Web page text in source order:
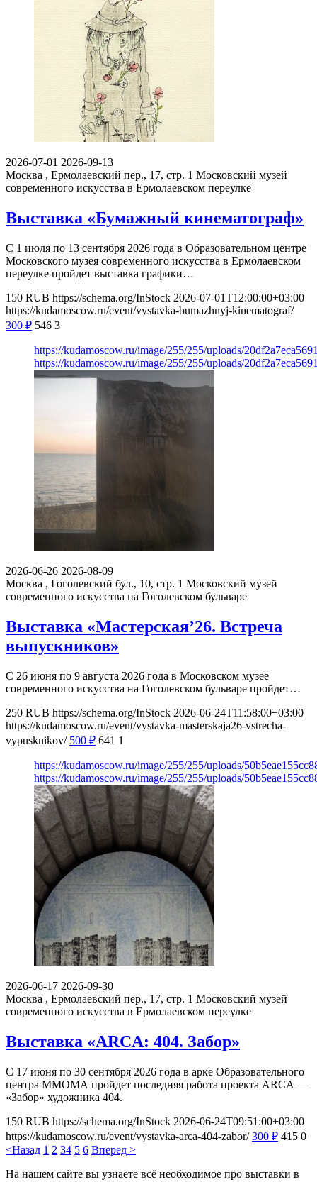
2026-07-01 2026-09-13
Москва , Ермолаевский пер., 17, стр. 1 Московский музей
современного искусства в Ермолаевском переулке
Выставка «Бумажный кинематограф»
С 1 июля по 13 сентября 2026 года в Образовательном центре
Московского музея современного искусства в Ермолаевском
переулке пройдет выставка графики…
150 RUB https://schema.org/InStock 2026-07-01T12:00:00+03:00
https://kudamoscow.ru/event/vystavka-bumazhnyj-kinematograf/
300 ₽ 546 3
https://kudamoscow.ru/image/255/255/uploads/
https://kudamoscow.ru/image/255/255/uploads/
2026-06-26 2026-08-09
Москва , Гоголевский бул., 10, стр. 1 Московский музей
современного искусства на Гоголевском бульваре
Выставка «Мастерская’26. Встреча
выпускников»
С 26 июня по 9 августа 2026 года в Московском музее
современного искусства на Гоголевском бульваре пройдет…
250 RUB https://schema.org/InStock 2026-06-24T11:58:00+03:00
https://kudamoscow.ru/event/vystavka-masterskaja26-vstrecha-
vypusknikov/ 500 ₽ 641 1
https://kudamoscow.ru/image/255/255/uploads/
https://kudamoscow.ru/image/255/255/uploads/
2026-06-17 2026-09-30
Москва , Ермолаевский пер., 17, стр. 1 Московский музей
современного искусства в Ермолаевском переулке
Выставка «ARCA: 404. Забор»
С 17 июня по 30 сентября 2026 года в арке Образовательного
центра ММОМА пройдет последняя работа проекта ARCA —
«Забор» художника 404.
150 RUB https://schema.org/InStock 2026-06-24T09:51:00+03:00
https://kudamoscow.ru/event/vystavka-arca-404-zabor/ 300 ₽ 415 0
<Назад 1 2 34 5 6 Вперед >
На нашем сайте вы узнаете всё необходимое про выставки в